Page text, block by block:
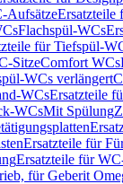
AufsätzeErsatzteile
Flachspül-WCs
für Tiefspül-
SitzeComfort WCs
WCs verlängert
WCsErsatzteile
WCsMit Spülung
Ersatzteile für
Ersatzteile für
für Geberit